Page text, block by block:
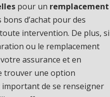
pour un remplacement
d’achat pour des
intervention. De plus, si
ou le remplacement
assurance et en
trouver une option
de se renseigner